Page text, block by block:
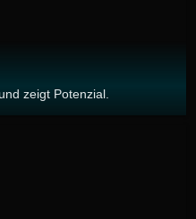
zeigt Potenzial.